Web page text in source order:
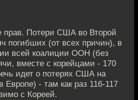
прав. Потери США во Второй
погибших (от всех причин), в
всей коалиции ООН (без
вместе с корейцами - 170
идет о потерях США на
- там как раз 116-117
с Кореей.